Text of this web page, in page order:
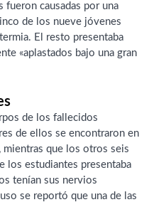
fueron causadas por una
de los nueve jóvenes
El resto presentaba
«aplastados bajo una gran
de los fallecidos
de ellos se encontraron en
, mientras que los otros seis
los estudiantes presentaba
tenían sus nervios
se reportó que una de las